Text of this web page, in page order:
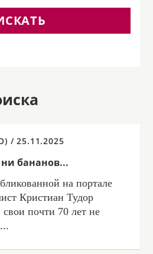
/25.11.2025
бананов...
на портале
Кристиан Тудор
почти 70 лет не